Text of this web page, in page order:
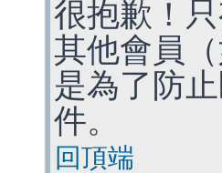
很抱歉！
其他會員
是為了防
件。
回頂端